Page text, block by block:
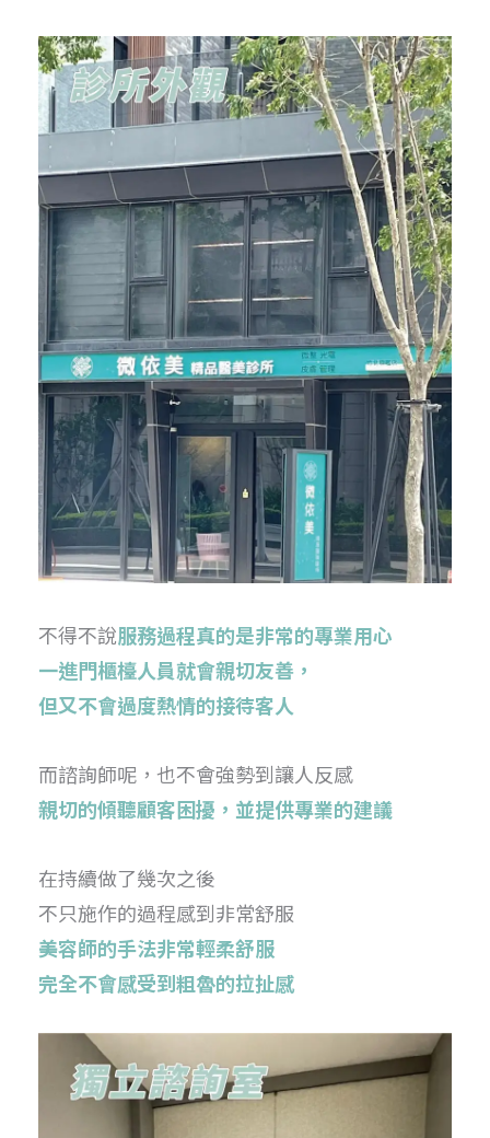
不得不說服務過程真的是非常的專業用心
一進門櫃檯人員就會親切友善，
但又不會過度熱情的接待客人
而諮詢師呢，也不會強勢到讓人反感
親切的傾聽顧客困擾，並提供專業的建議
在持續做了幾次之後
不只施作的過程感到非常舒服
美容師的手法非常輕柔舒服
完全不會感受到粗魯的拉扯感